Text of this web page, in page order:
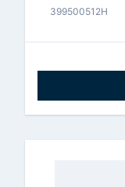
399500512H